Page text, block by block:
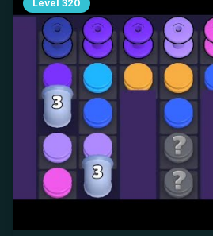
Level 320